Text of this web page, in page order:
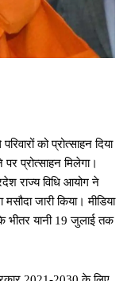
को प्रोत्साहन दिया
प्रोत्साहन मिलेगा।
राज्य विधि आयोग ने
जारी किया। मीडिया
भीतर यानी 19 जुलाई तक